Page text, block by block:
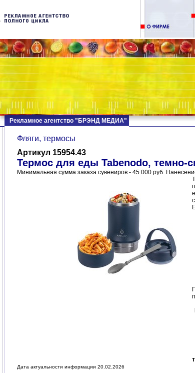
Рекламное агентство "БРЭНД МЕДИА"
Фляги, термосы
Артикул 15954.43
Термос для еды Tabenodo, темно-
Минимальная сумма заказа сувениров - 45 000 руб.
Дата актуальности информации 20.02.2026